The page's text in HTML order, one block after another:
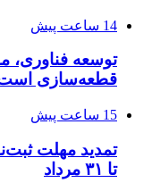
14 ساعت پیش
توسعه فناوری،
قطعه‌سازی
15 ساعت پیش
تا ۳۱ مرداد